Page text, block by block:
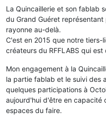
La Quincaillerie et son fablab
du Grand Guéret
rayonne au-delà.
C'est en 2015 que notre tiers-
créateurs du RFFLABS qui
Mon engagement à la
la partie fablab et le suivi des
quelques participations à
aujourd'hui d'être en capacité
espaces du faire.